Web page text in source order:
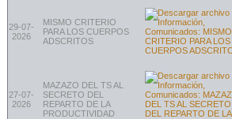
29-07-
2026
MISMO CRITERIO
PARA LOS CUERPOS
ADSCRITOS
27-07-
2026
MAZAZO DEL TS AL
SECRETO DEL
REPARTO DE LA
PRODUCTIVIDAD